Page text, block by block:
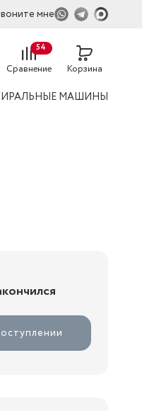
мне
Сравнение
54
Корзина
МАШИНЫ